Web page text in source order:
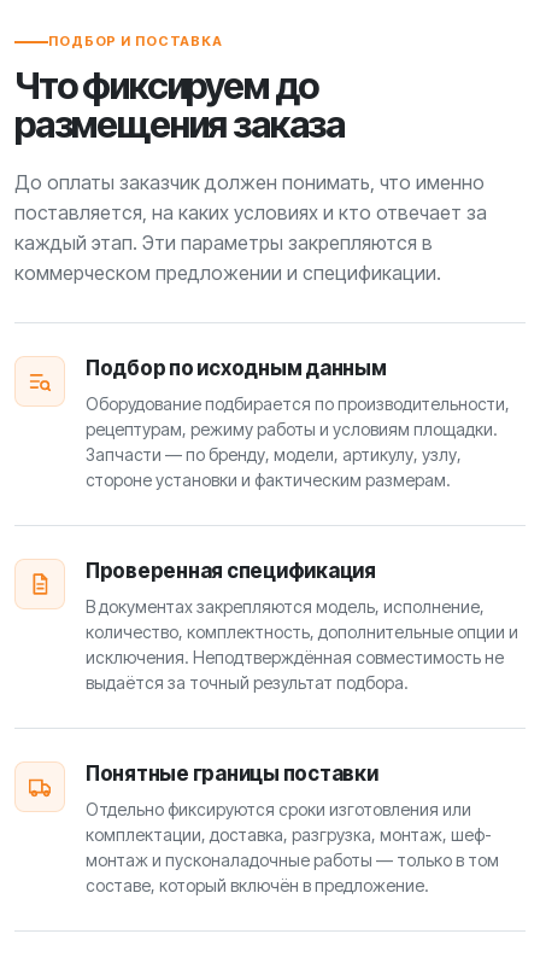
ПОДБОР И ПОСТАВКА
Что фиксируем до
размещения заказа
До оплаты заказчик должен понимать, что именно
поставляется, на каких условиях и кто отвечает за
каждый этап. Эти параметры закрепляются в
коммерческом предложении и спецификации.
Подбор по исходным данным
Оборудование подбирается по производительности,
рецептурам, режиму работы и условиям площадки.
Запчасти — по бренду, модели, артикулу, узлу,
стороне установки и фактическим размерам.
Проверенная спецификация
В документах закрепляются модель, исполнение,
количество, комплектность, дополнительные опции и
исключения. Неподтверждённая совместимость не
выдаётся за точный результат подбора.
Понятные границы поставки
Отдельно фиксируются сроки изготовления или
комплектации, доставка, разгрузка, монтаж, шеф-
монтаж и пусконаладочные работы — только в том
составе, который включён в предложение.